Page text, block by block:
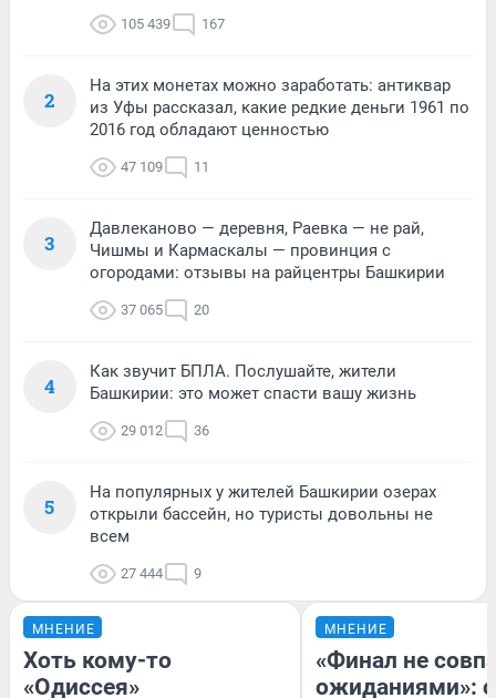
105 439 167
2
На этих монетах можно заработать: антиквар
из Уфы рассказал, какие редкие деньги 1961 по
2016 год обладают ценностью
47 109 11
3
Давлеканово — деревня, Раевка — не рай,
Чишмы и Кармаскалы — провинция с
огородами: отзывы на райцентры Башкирии
37 065 20
4
Как звучит БПЛА. Послушайте, жители
Башкирии: это может спасти вашу жизнь
29 012 36
5
На популярных у жителей Башкирии озерах
открыли бассейн, но туристы довольны не
всем
27 444 9
МНЕНИЕ
Хоть кому-то
«Одиссея»
МНЕНИЕ
«Финал не
ожиданиями»: